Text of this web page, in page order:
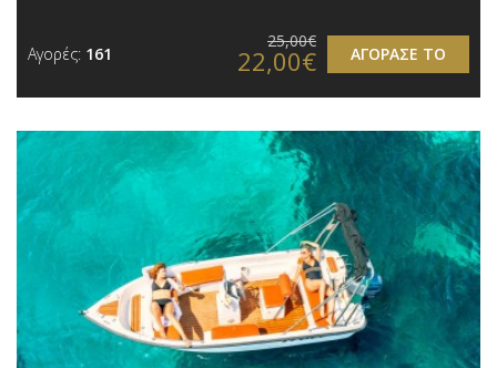
Αγορές: 161 ΑΓΟΡΑΣΕ ΤΟ
25,00€
22,00€